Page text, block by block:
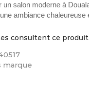
un salon moderne à
ambiance chaleureuse
consultent ce
marque